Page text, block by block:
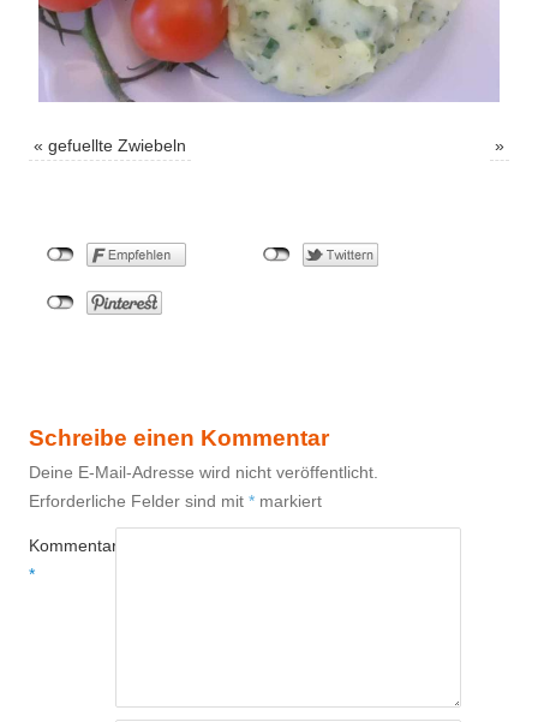
« gefuellte Zwiebeln »
Schreibe einen Kommentar
Deine E-Mail-Adresse wird nicht veröffentlicht.
Erforderliche Felder sind mit * markiert
Kommentar
*